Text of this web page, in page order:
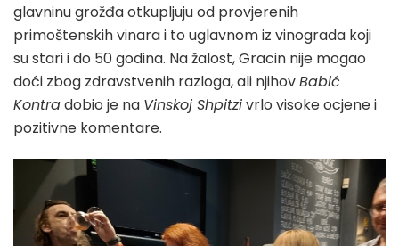
glavninu grožđa otkupljuju od provjerenih
primoštenskih vinara i to uglavnom iz vinograda koji
su stari i do 50 godina. Na žalost, Gracin nije mogao
doći zbog zdravstvenih razloga, ali njihovBabić
Kontradobio je na Vinskoj Shpitzivrlo visoke ocjene i
pozitivne komentare.